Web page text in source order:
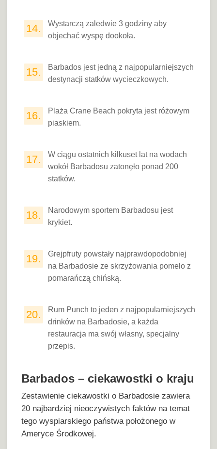
14.
Wystarczą zaledwie 3 godziny aby
objechać wyspę dookoła.
15.
Barbados jest jedną z najpopularniejszych
destynacji statków wycieczkowych.
16.
Plaża Crane Beach pokryta jest różowym
piaskiem.
17.
W ciągu ostatnich kilkuset lat na wodach
wokół Barbadosu zatonęło ponad 200
statków.
18.
Narodowym sportem Barbadosu jest
krykiet.
19.
Grejpfruty powstały najprawdopodobniej
na Barbadosie ze skrzyżowania pomelo z
pomarańczą chińską.
20.
Rum Punch to jeden z najpopularniejszych
drinków na Barbadosie, a każda
restauracja ma swój własny, specjalny
przepis.
Barbados – ciekawostki o kraju
Zestawienie ciekawostki o Barbadosie zawiera
20 najbardziej nieoczywistych faktów na temat
tego wyspiarskiego państwa położonego w
Ameryce Środkowej.